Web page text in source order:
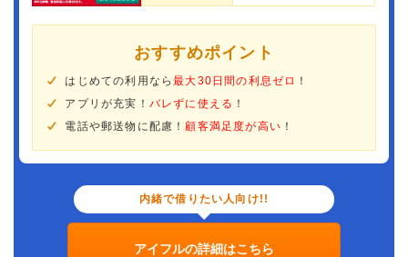
おすすめポイント
はじめての利用なら最大30日間の利息ゼロ ！
アプリが充実！ バレずに使える ！
電話や郵送物に配慮！ 顧客満足度が高い ！
内緒で借りたい人向け!!
アイフルの詳細はこちら